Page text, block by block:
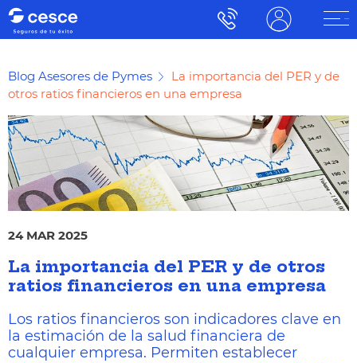
Blog Asesores de Pymes
La importancia del PER y de
otros ratios financieros en una empresa
24 MAR 2025
La importancia del PER y de otros
ratios financieros en una empresa
Los ratios financieros son indicadores clave en
la estimación de la salud financiera de
cualquier empresa. Permiten establecer